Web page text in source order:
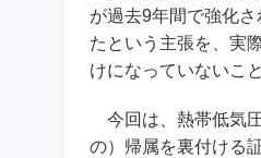
が過去9年間で強化
たという主張を、実
けになっていないこ
今回は、熱帯低気
の）帰属を裏付ける